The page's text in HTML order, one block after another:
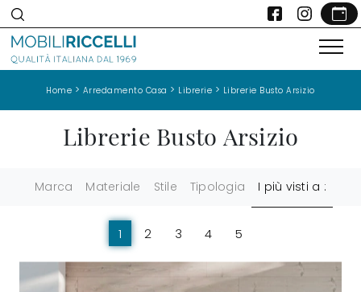
Home > Arredamento Casa > Librerie > Librerie Busto Arsizio
Librerie Busto Arsizio
Marca Materiale Stile Tipologia I più visti a :
1 2 3 4 5